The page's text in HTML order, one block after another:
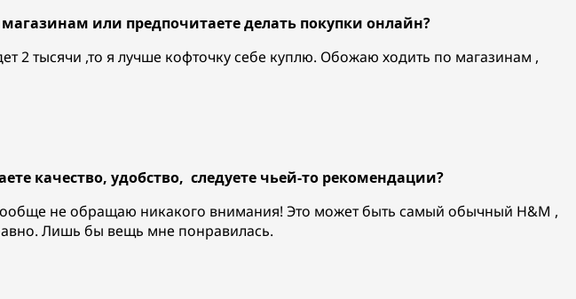
или предпочитаете делать покупки онлайн?
2 тысячи ,то я лучше кофточку себе куплю. Обожаю ходить по магазинам ,
качество, удобство, следуете чьей-то рекомендации?
не обращаю никакого внимания! Это может быть самый обычный H&M ,
Лишь бы вещь мне понравилась.